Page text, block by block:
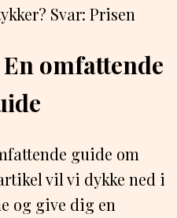
Svar: Prisen
omfattende
guide om
vil vi dykke ned i
og give dig en